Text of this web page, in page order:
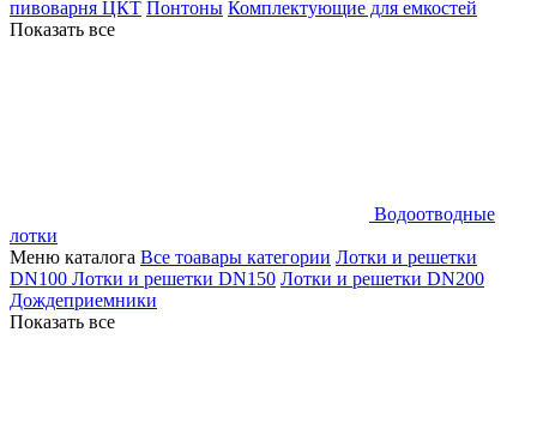
пивоварня ЦКТ Понтоны Комплектующие для емкостей
Показать все
Водоотводные
лотки
Меню каталога Все тоавары категории Лотки и решетки
DN100 Лотки и решетки DN150 Лотки и решетки DN200
Дождеприемники
Показать все